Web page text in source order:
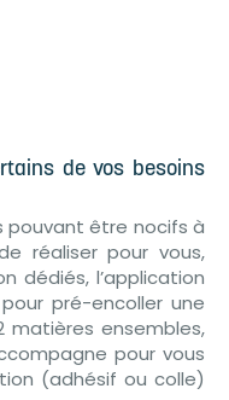
de vos besoins
pouvant être nocifs à
réaliser pour vous,
dédiés, l’application
pré-encoller une
matières ensembles,
pour vous
(adhésif ou colle)